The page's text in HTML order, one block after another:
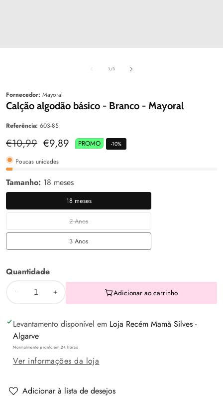
1 /de3
Fornecedor: Mayoral
Calção algodão básico - Branco - Mayoral
Referência: 603-85
Preço
normal
€10,99 Preço
venda
€9,89 PROMO -10%
Poucas unidades
Tamanho: 18 meses
18 meses
18
meses
2 Anos
2
Anos
3 Anos
Quantidade
Diminuir
quantidade
de
Calção
algodão
-
Aumentar
quantidade
Calção
algodão
-
Adicionar ao carrinho
Levantamento disponível em Loja Recém Mamã Silves -
Algarve
Normalmente pronto em 24 horas
Ver informações da loja
Adicionar à lista de desejos